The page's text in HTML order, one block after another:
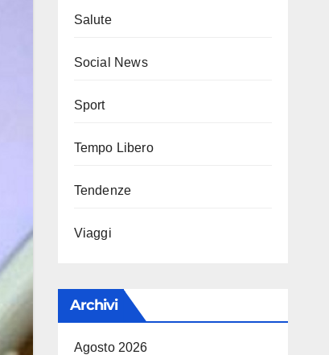
Salute
Social News
Sport
Tempo Libero
Tendenze
Viaggi
Archivi
Agosto 2026